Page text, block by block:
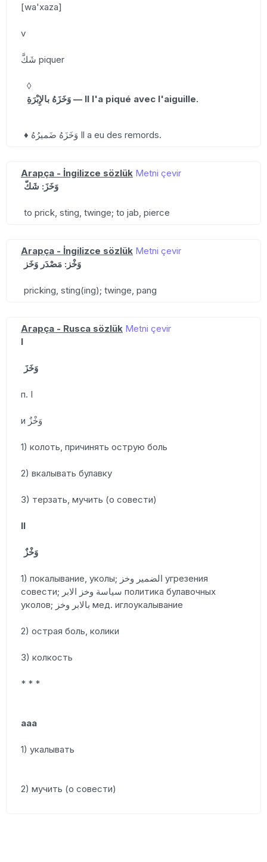
[wa'xaza]
v
شَكَّ piquer
◊
وَخَزَهُ بالإِبْرَةِ — Il l'a piqué avec l'aiguille.
♦ وَخَزَهُ ضَميرُهُ Il a eu des remords.
Arapça - İngilizce sözlük Metni çevir
وَخَزَ: شَكّ
to prick, sting, twinge; to jab, pierce
Arapça - İngilizce sözlük Metni çevir
وَخْز: مَصْدَر وَخَز
pricking, sting(ing); twinge, pang
Arapça - Rusca sözlük Metni çevir
I
وَخَزَ
п. I
и وَخْزٌ
1) колоть, причинять острую боль
2) вкалывать булавку
3) терзать, мучить (о совести)
II
وَخْزٌ
1) покалывание, уколы; الضمير وخز угрезения
совести; سياسة وخز الابر политика булавочных
уколов; بالابر وخز мед. иглоукалывание
2) острая боль, колики
3) колкость
* * *
ааа
1) укалывать
2) мучить (о совести)